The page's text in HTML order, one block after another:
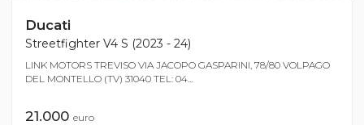
Ducati
Streetfighter V4 S (2023 - 24)
LINK MOTORS TREVISO VIA JACOPO GASPARINI, 78/80 VOLPAGO
DEL MONTELLO (TV) 31040 TEL: 04...
21.000 euro